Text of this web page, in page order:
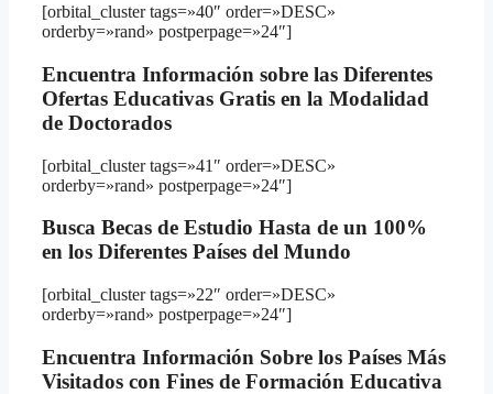
[orbital_cluster tags=»40″ order=»DESC»
orderby=»rand» postperpage=»24″]
Encuentra Información sobre las Diferentes
Ofertas Educativas Gratis en la Modalidad
de Doctorados
[orbital_cluster tags=»41″ order=»DESC»
orderby=»rand» postperpage=»24″]
Busca Becas de Estudio Hasta de un 100%
en los Diferentes Países del Mundo
[orbital_cluster tags=»22″ order=»DESC»
orderby=»rand» postperpage=»24″]
Encuentra Información Sobre los Países Más
Visitados con Fines de Formación Educativa